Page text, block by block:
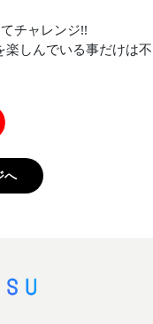
チャレンジ!!
しんでいる事だけは不
へ